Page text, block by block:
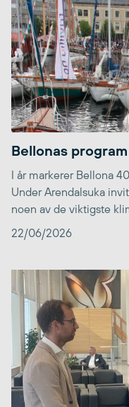
Bellonas
I år markerer Bellona
Under Arendalsuka
noen av de viktigste
22/06/2026